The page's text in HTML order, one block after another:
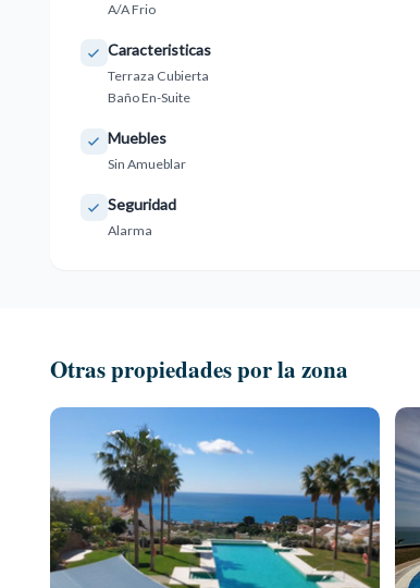
A/A Frio
Caracteristicas
Terraza Cubierta
Baño En-Suite
Muebles
Sin Amueblar
Seguridad
Alarma
Otras propiedades por la zona